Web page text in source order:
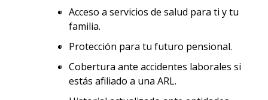
Acceso a servicios de salud para ti y tu
familia.
Protección para tu futuro pensional.
Cobertura ante accidentes laborales si
estás afiliado a una ARL.